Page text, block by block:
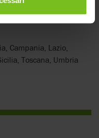
Campania, Lazio,
Toscana, Umbria